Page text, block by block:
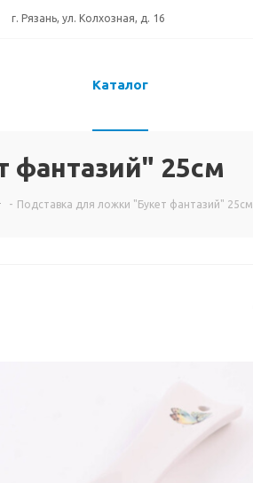
г. Рязань, ул. Колхозная, д. 16
Каталог
фантазий" 25см
- Подставка для ложки "Букет фантазий" 25см